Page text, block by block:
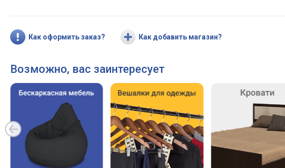
Как оформить заказ? Как добавить магазин?
Возможно, вас заинтересует